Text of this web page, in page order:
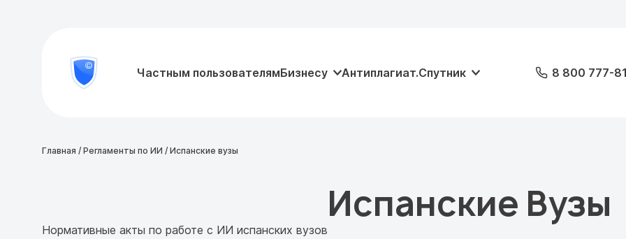
Проверить
Частным пользователямБизнесу Антиплагиат.Спутник
8
8 800 777-
Главная / Регламенты по ИИ / Испанские вузы
Испанские Вузы
Нормативные акты по работе с ИИ испанских вузов